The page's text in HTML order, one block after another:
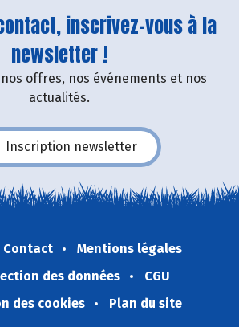
inscrivez-vous à la
newsletter !
offres, nos événements et nos
actualités.
Inscription newsletter
Contact
Mentions légales
des données
CGU
des cookies
Plan du site